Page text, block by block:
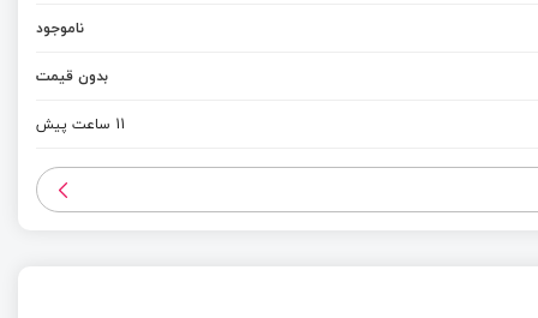
ناموجود
بدون قیمت
11 ساعت پیش